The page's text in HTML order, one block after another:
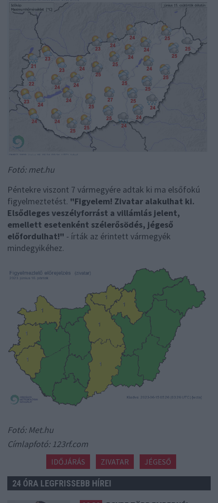
Fotó: met.hu
Péntekre viszont 7 vármegyére adtak ki ma elsőfokú
figyelmeztetést. "Figyelem! Zivatar alakulhat ki.
Elsődleges veszélyforrást a villámlás jelent,
emellett esetenként szélerősödés, jégeső
előfordulhat!" - írták az érintett vármegyék
mindegyikéhez.
Fotó: Met.hu
Címlapfotó: 123rf.com
IDŐJÁRÁS ZIVATAR JÉGESŐ
24 ÓRA LEGFRISSEBB HÍREI